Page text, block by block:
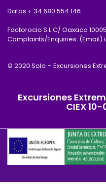
Datos:+ 34 680 554 146
Factorocio S.L C/ Oaxaca
Complaints/Enquiries:
© 2020 Solo – Excursiones
Excursiones
CIEX